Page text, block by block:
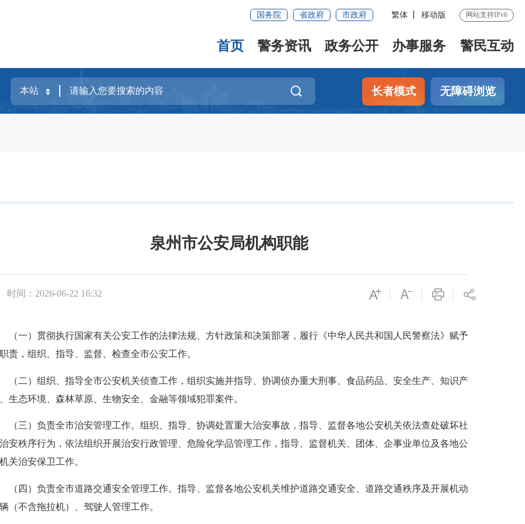
国务院 省政府 市政府 繁体 移动版 网站支持IPv6
首页 警务资讯 政务公开 办事服务 警民互动
长者模式 无障碍浏览
泉州市公安局机构职能
时间：2026-06-22 16:32
一）贯彻执行国家有关公安工作的法律法规、方针政策和决策部署，履行《中华人民共和国人民警察法》赋予
责，组织、指导、监督、检查全市公安工作。
二）组织、指导全市公安机关侦查工作，组织实施并指导、协调侦办重大刑事、食品药品、安全生产、知识产
生态环境、森林草原、生物安全、金融等领域犯罪案件。
三）负责全市治安管理工作。组织、指导、协调处置重大治安事故，指导、监督各地公安机关依法查处破坏社
安秩序行为，依法组织开展治安行政管理、危险化学品管理工作，指导、监督机关、团体、企事业单位及各地公
关治安保卫工作。
四）负责全市道路交通安全管理工作。指导、监督各地公安机关维护道路交通安全、道路交通秩序及开展机动
（不含拖拉机）、驾驶人管理工作。